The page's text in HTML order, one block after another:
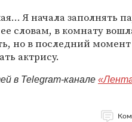
Я начала заполнять
словам, в комнату
но в последний момент
актрису.
в Telegram-канале